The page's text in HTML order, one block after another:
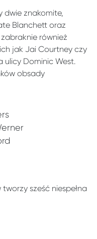
dwie znakomite,
Blanchett oraz
również
jak Jai Courtney czy
ulicy Dominic West.
obsady
sześć niespełna